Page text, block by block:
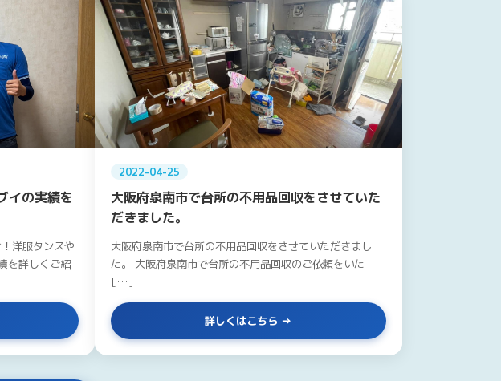
イの実績を
洋服タンスや
を詳しくご紹
2022-04-25
大阪府泉南市で台所の不用品回収をさせていた
だきました。
大阪府泉南市で台所の不用品回収をさせていただきまし
た。 大阪府泉南市で台所の不用品回収のご依頼をいた
[…]
詳しくはこちら